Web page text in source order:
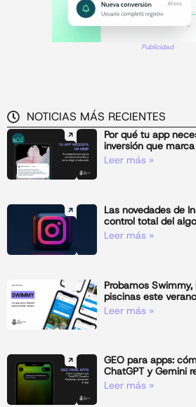
Publicidad
NOTICIAS MÁS RECIENTES
Por qué tu app
inversión que
Leer más »
Las novedades de
control total del
Leer más »
Probamos
piscinas este
Leer más »
GEO para apps:
ChatGPT y Gemini
Leer más »